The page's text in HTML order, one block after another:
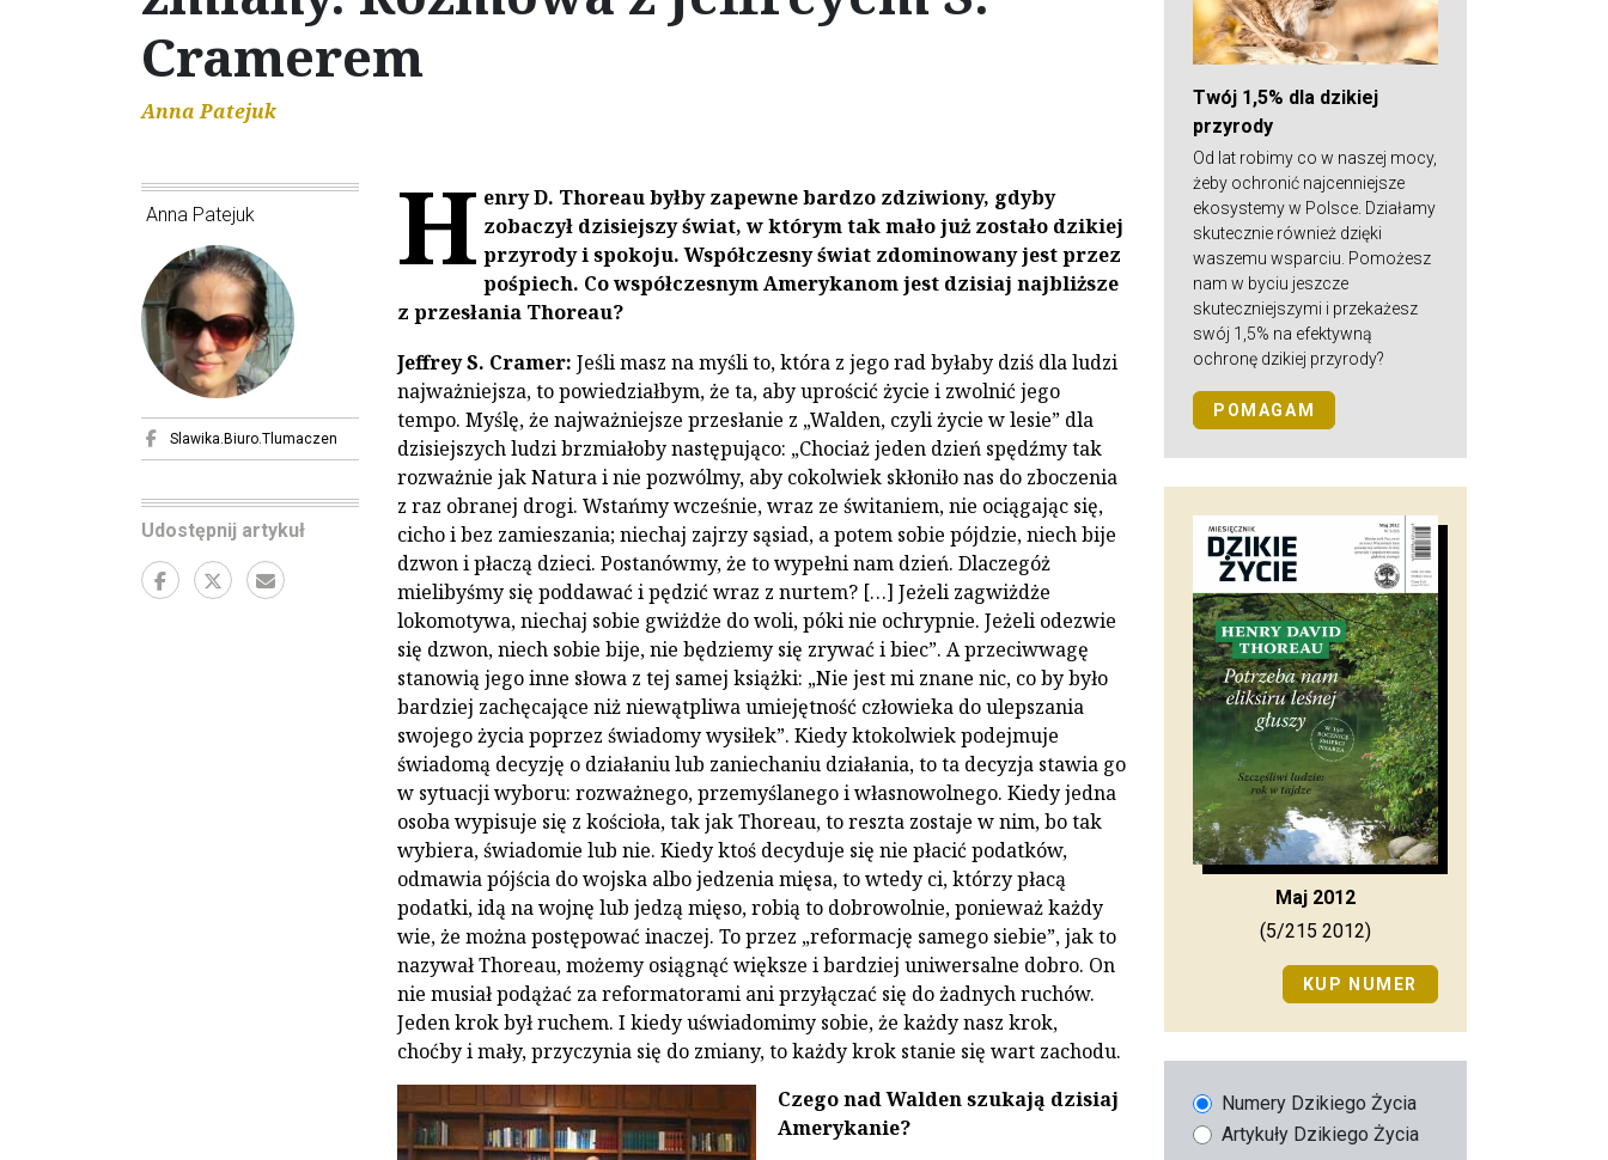
Cramerem
Anna Patejuk
Anna Patejuk
Slawika.Biuro.Tlumaczen
Udostępnij artykuł
H enry D. Thoreau byłby zapewne bardzo zdziwiony, gdyby
zobaczył dzisiejszy świat, w którym tak mało już zostało dzikiej
przyrody i spokoju. Współczesny świat zdominowany jest przez
pośpiech. Co współczesnym Amerykanom jest dzisiaj najbliższe
z przesłania Thoreau?
Jeffrey S. Cramer: Jeśli masz na myśli to, która z jego rad byłaby dziś dla ludzi
najważniejsza, to powiedziałbym, że ta, aby uprościć życie i zwolnić jego
tempo. Myślę, że najważniejsze przesłanie z „Walden, czyli życie w lesie” dla
dzisiejszych ludzi brzmiałoby następująco: „Chociaż jeden dzień spędźmy tak
rozważnie jak Natura i nie pozwólmy, aby cokolwiek skłoniło nas do zboczenia
z raz obranej drogi. Wstańmy wcześnie, wraz ze świtaniem, nie ociągając się,
cicho i bez zamieszania; niechaj zajrzy sąsiad, a potem sobie pójdzie, niech bije
dzwon i płaczą dzieci. Postanówmy, że to wypełni nam dzień. Dlaczegóż
mielibyśmy się poddawać i pędzić wraz z nurtem? […] Jeżeli zagwiżdże
lokomotywa, niechaj sobie gwiżdże do woli, póki nie ochrypnie. Jeżeli odezwie
się dzwon, niech sobie bije, nie będziemy się zrywać i biec”. A przeciwwagę
stanowią jego inne słowa z tej samej książki: „Nie jest mi znane nic, co by było
bardziej zachęcające niż niewątpliwa umiejętność człowieka do ulepszania
swojego życia poprzez świadomy wysiłek”. Kiedy ktokolwiek podejmuje
świadomą decyzję o działaniu lub zaniechaniu działania, to ta decyzja stawia go
w sytuacji wyboru: rozważnego, przemyślanego i własnowolnego. Kiedy jedna
osoba wypisuje się z kościoła, tak jak Thoreau, to reszta zostaje w nim, bo tak
wybiera, świadomie lub nie. Kiedy ktoś decyduje się nie płacić podatków,
odmawia pójścia do wojska albo jedzenia mięsa, to wtedy ci, którzy płacą
podatki, idą na wojnę lub jedzą mięso, robią to dobrowolnie, ponieważ każdy
wie, że można postępować inaczej. To przez „reformację samego siebie”, jak to
nazywał Thoreau, możemy osiągnąć większe i bardziej uniwersalne dobro. On
nie musiał podążać za reformatorami ani przyłączać się do żadnych ruchów.
Jeden krok był ruchem. I kiedy uświadomimy sobie, że każdy nasz krok,
choćby i mały, przyczynia się do zmiany, to każdy krok stanie się wart zachodu.
Czego nad Walden szukają dzisiaj
Amerykanie?
Twój 1,5% dla dzikiej
przyrody
Od lat robimy co w naszej mocy,
żeby ochronić najcenniejsze
ekosystemy w Polsce. Działamy
skutecznie również dzięki
waszemu wsparciu. Pomożesz
nam w byciu jeszcze
skuteczniejszymi i przekażesz
swój 1,5% na efektywną
ochronę dzikiej przyrody?
POMAGAM
Maj 2012
(5/215 2012)
KUP NUMER
Numery Dzikiego Życia
Artykuły Dzikiego Życia